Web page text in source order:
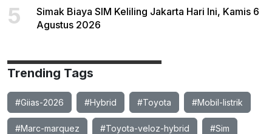
5
Simak Biaya SIM Keliling Jakarta Hari Ini, Kamis 6
Agustus 2026
Trending Tags
#Giias-2026 #Hybrid #Toyota #Mobil-listrik
#Marc-marquez #Toyota-veloz-hybrid #Sim